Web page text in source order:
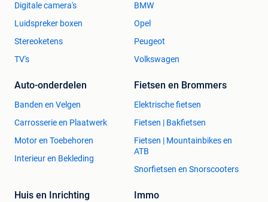
Digitale camera's
Luidspreker boxen
Stereoketens
TV's
BMW
Opel
Peugeot
Volkswagen
Auto-onderdelen
Banden en Velgen
Carrosserie en Plaatwerk
Motor en Toebehoren
Interieur en Bekleding
Fietsen en Brommers
Elektrische fietsen
Fietsen | Bakfietsen
Fietsen | Mountainbikes en
ATB
Snorfietsen en Snorscooters
Huis en Inrichting Immo